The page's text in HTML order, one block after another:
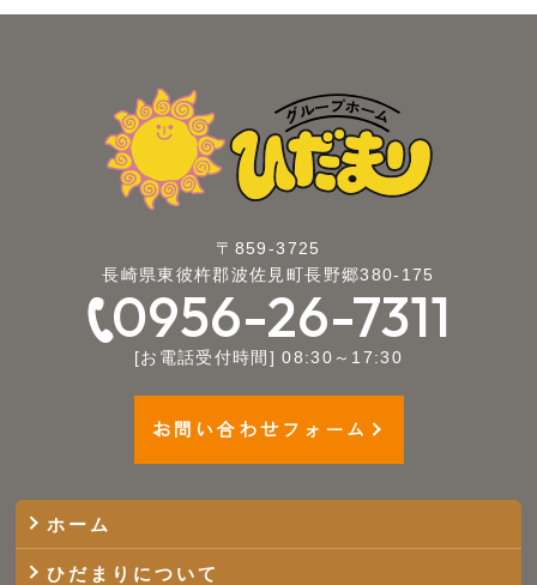
〒859-3725
長崎県東彼杵郡波佐見町長野郷380-175
0956-26-7311
[お電話受付時間] 08:30～17:30
お問い合わせフォーム
ホーム
ひだまりについて